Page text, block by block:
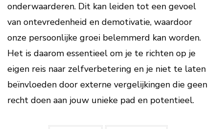
onderwaarderen. Dit kan leiden tot een gevoel
van ontevredenheid en demotivatie, waardoor
onze persoonlijke groei belemmerd kan worden.
Het is daarom essentieel om je te richten op je
eigen reis naar zelfverbetering en je niet te laten
beïnvloeden door externe vergelijkingen die geen
recht doen aan jouw unieke pad en potentieel.